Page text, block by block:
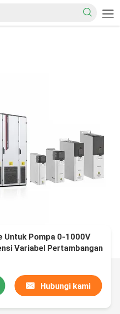
Untuk Pompa 0-1000V
Variabel Pertambangan
Hubungi kami